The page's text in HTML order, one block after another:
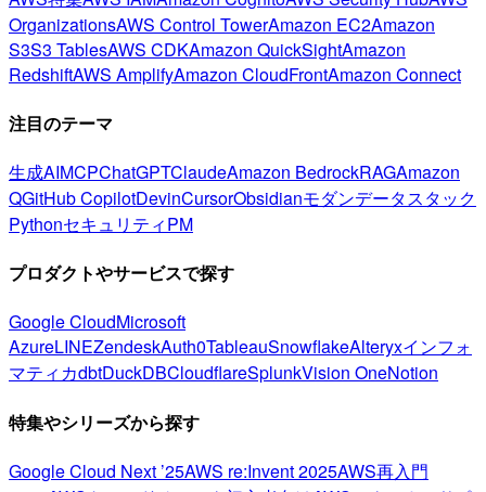
OrganizationsAWS Control TowerAmazon EC2Amazon
S3S3 TablesAWS CDKAmazon QuickSightAmazon
RedshiftAWS AmplifyAmazon CloudFrontAmazon Connect
注目のテーマ
生成AIMCPChatGPTClaudeAmazon BedrockRAGAmazon
QGitHub CopilotDevinCursorObsidianモダンデータスタック
PythonセキュリティPM
プロダクトやサービスで探す
Google CloudMicrosoft
AzureLINEZendeskAuth0TableauSnowflakeAlteryxインフォ
マティカdbtDuckDBCloudflareSplunkVision OneNotion
特集やシリーズから探す
Google Cloud Next ’25AWS re:Invent 2025AWS再入門